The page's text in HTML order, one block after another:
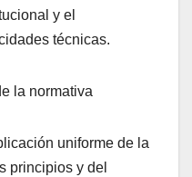
y el
técnicas.
la normativa
uniforme de la
principios y del